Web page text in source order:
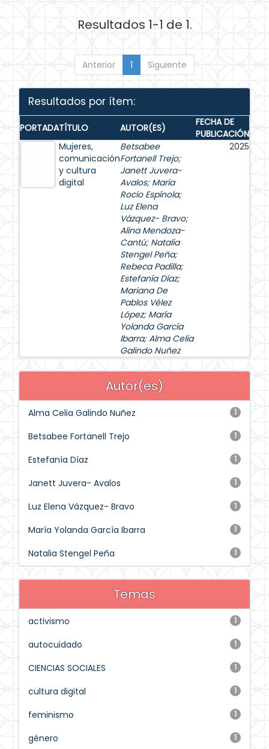
Resultados 1-1 de 1.
Anterior 1 Siguiente
Resultados por ítem:
PORTADATÍTULO AUTOR(ES)
FECHA DE
PUBLICACIÓN
Mujeres,
comunicación
y cultura
digital
Betsabee
Fortanell Trejo;
Janett Juvera-
Avalos; María
Rocío Espínola;
Luz Elena
Vázquez- Bravo;
Alina Mendoza-
Cantú; Natalia
Stengel Peña;
Rebeca Padilla;
Estefanía Díaz;
Mariana De
Pablos Vélez
López; María
Yolanda García
Ibarra;Alma Celia
Galindo Nuñez
2025
Autor(es)
1
Alma Celia Galindo Nuñez
1
Betsabee Fortanell Trejo
1
Estefanía Díaz
1
Janett Juvera- Avalos
1
Luz Elena Vázquez- Bravo
1
María Yolanda García Ibarra
1
Natalia Stengel Peña
Temas
1
activismo
1
autocuidado
1
CIENCIAS SOCIALES
1
cultura digital
1
feminismo
1
género